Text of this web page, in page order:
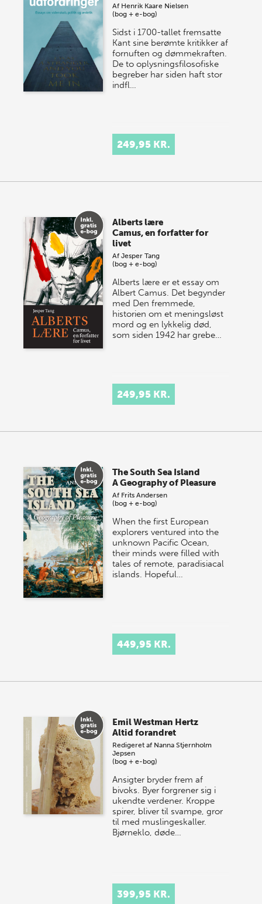
Af Henrik Kaare Nielsen
(bog + e-bog)
Sidst i 1700-tallet fremsatte
Kant sine berømte kritikker af
fornuften og dømmekraften.
De to oplysningsfilosofiske
begreber har siden haft stor
indfl…
249,95 KR.
Alberts lære
Camus, en forfatter for
livet
AfJesper Tang
(bog + e-bog)
Alberts lære er et essay om
Albert Camus. Det begynder
med Den fremmede,
historien om et meningsløst
mord og en lykkelig død,
som siden 1942 har grebe…
249,95 KR.
The South Sea Island
A Geography of Pleasure
Af Frits Andersen
(bog + e-bog)
When the first European
explorers ventured into the
unknown Pacific Ocean,
their minds were filled with
tales of remote, paradisiacal
islands. Hopeful…
449,95 KR.
Emil Westman Hertz
Altid forandret
Redigeret af Nanna Stjernholm
Jepsen
(bog + e-bog)
Ansigter bryder frem af
bivoks. Byer forgrener sig i
ukendte verdener. Kroppe
spirer, bliver til svampe, gror
til med muslingeskaller.
Bjørneklo, døde…
399,95 KR.